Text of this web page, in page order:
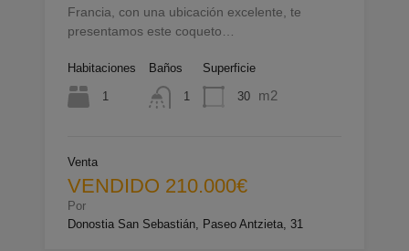
Francia, con una ubicación excelente, te
presentamos este coqueto…
Habitaciones
1
Baños
1
Superficie
30 m2
Venta
VENDIDO 210.000€
Por
Donostia San Sebastián, Paseo Antzieta, 31